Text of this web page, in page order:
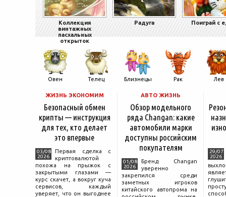
Коллекция
винтажных
пасхальных
открыток
Радуга Поиграй с
Овен Телец Близнецы Рак Лев
ЖИЗНЬ ЭКОНОМИМ
Безопасный обмен
крипты — инструкция
для тех, кто делает
это впервые
03/08
2026
Первая сделка с
криптовалютой
похожа на прыжок с
закрытыми глазами —
курс скачет, а вокруг куча
сервисов, каждый
уверяет, что он выгоднее
АВТО ЖИЗНЬ
Обзор модельного
ряда Changan: какие
автомобили марки
доступны российским
покупателям
01/08
2026
Бренд Changan
уверенно
закрепился среди
заметных игроков
китайского автопрома на
29/07
2026